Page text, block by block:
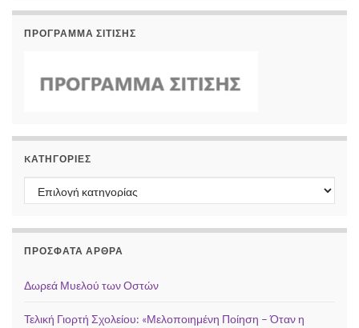
ΠΡΟΓΡΑΜΜΑ ΣΙΤΙΣΗΣ
KΑΤΗΓΟΡΊΕΣ
Kατηγορίες
ΠΡΌΣΦΑΤΑ ΆΡΘΡΑ
Δωρεά Μυελού των Οστών
Τελική Γιορτή Σχολείου: «Μελοποιημένη Ποίηση – Όταν η